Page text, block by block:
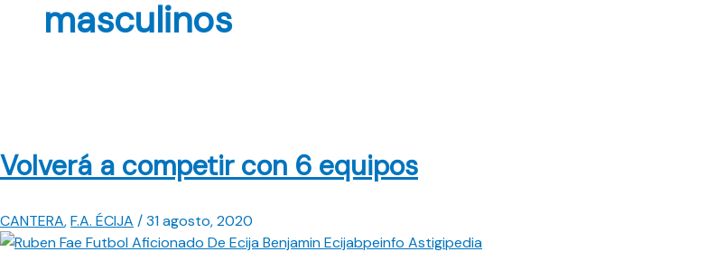
masculinos
Volverá a competir con 6 equipos
CANTERA,F.A. ÉCIJA /31 agosto, 2020